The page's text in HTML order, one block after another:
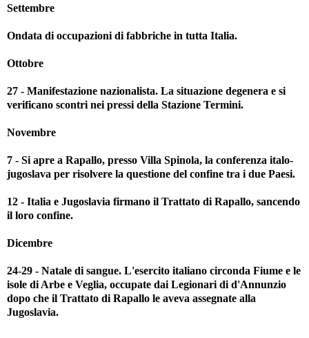
Settembre
Ondata di occupazioni di fabbriche in tutta Italia.
Ottobre
27 - Manifestazione nazionalista. La situazione degenera e si
verificano scontri nei pressi della Stazione Termini.
Novembre
7 - Si apre a Rapallo, presso Villa Spinola, la conferenza italo-
jugoslava per risolvere la questione del confine tra i due Paesi.
12 - Italia e Jugoslavia firmano il Trattato di Rapallo, sancendo
il loro confine.
Dicembre
24-29 - Natale di sangue. L'esercito italiano circonda Fiume e le
isole di Arbe e Veglia, occupate dai Legionari di d'Annunzio
dopo che il Trattato di Rapallo le aveva assegnate alla
Jugoslavia.